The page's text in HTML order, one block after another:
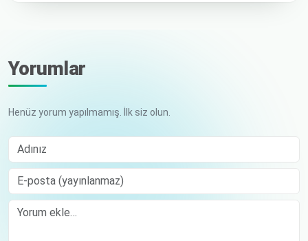
Yorumlar
Henüz yorum yapılmamış. İlk siz olun.
Adınız
E-posta (yayınlanmaz)
Comment